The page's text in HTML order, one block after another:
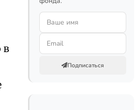
в
Подписаться